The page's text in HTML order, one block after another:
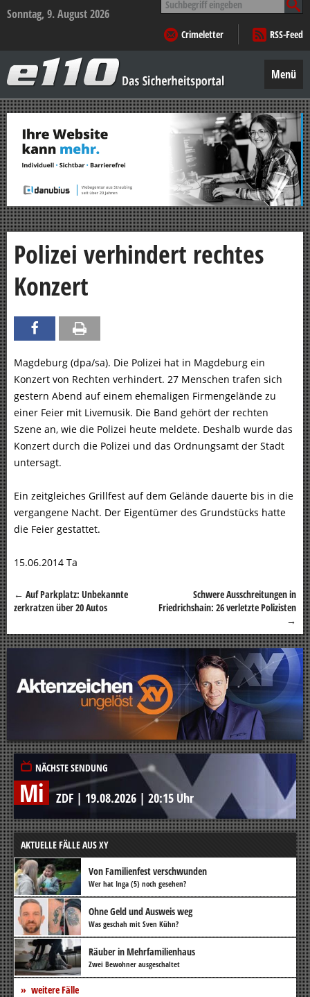
Sonntag, 9. August 2026
nach:
Crimeletter
RSS-Feed
–
Das
Sicherheitsportal
Menü
Zum
Inhalt
springen
Polizei verhindert rechtes
Konzert
Magdeburg (dpa/sa). Die Polizei hat in Magdeburg ein
Konzert von Rechten verhindert. 27 Menschen trafen sich
gestern Abend auf einem ehemaligen Firmengelände zu
einer Feier mit Livemusik. Die Band gehört der rechten
Szene an, wie die Polizei heute meldete. Deshalb wurde das
Konzert durch die Polizei und das Ordnungsamt der Stadt
untersagt.
Ein zeitgleiches Grillfest auf dem Gelände dauerte bis in die
vergangene Nacht. Der Eigentümer des Grundstücks hatte
die Feier gestattet.
15.06.2014 Ta
Beitragsnavigation
← Auf Parkplatz: Unbekannte
zerkratzen über 20 Autos
Schwere Ausschreitungen in
Friedrichshain: 26 verletzte Polizisten
→
NÄCHSTE SENDUNG
Mi ZDF | 19.08.2026 | 20:15 Uhr
AKTUELLE FÄLLE AUS XY
Von Familienfest verschwunden
Wer hat Inga (5) noch gesehen?
Ohne Geld und Ausweis weg
Was geschah mit Sven Kühn?
Räuber in Mehrfamilienhaus
Zwei Bewohner ausgeschaltet
weitere Fälle